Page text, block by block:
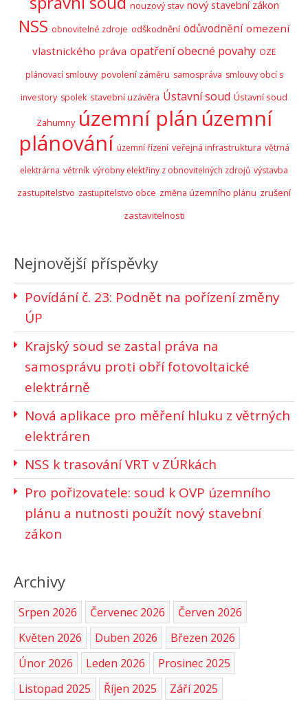
nouzový stav nový stavební zákon
NSS obnovitelné zdroje odškodnění odůvodnění omezení
vlastnického práva opatření obecné povahy OZE
plánovací smlouvy povolení záměru samospráva smlouvy obcí s
investory spolek stavební uzávěra Ústavní soud Ústavní soud
Zahumny územní plán územní
plánování územní řízení veřejná infrastruktura větrná
elektrárna větrník výrobny elektřiny z obnovitelných zdrojů výstavba
zastupitelstvo zastupitelstvo obce změna územního plánu zrušení
zastavitelnosti
Nejnovější příspěvky
Povídání č. 23: Podnět na pořízení změny
ÚP
Krajský soud se zastal práva na
samosprávu proti obří fotovoltaické
elektrárně
Nová aplikace pro měření hluku z větrných
elektráren
NSS k trasování VRT v ZÚRkách
Pro pořizovatele: soud k OVP územního
plánu a nutnosti použít nový stavební
zákon
Archivy
Srpen 2026 Červenec 2026
Červen 2026
Květen 2026
Duben 2026
Březen 2026
Únor 2026
Leden 2026
Prosinec 2025
Listopad 2025
Říjen 2025
Září 2025